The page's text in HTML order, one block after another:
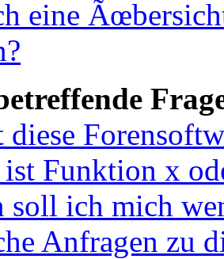
eine
diese
Funktion x
soll ich mich
Anfragen zu